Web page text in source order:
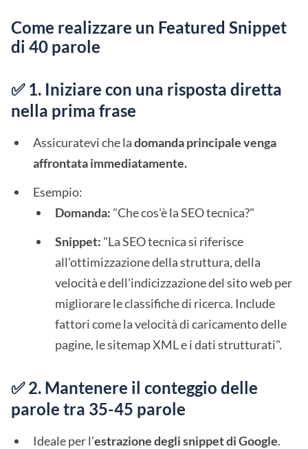
Come realizzare un Featured Snippet
di 40 parole
✅ 1. Iniziare con una risposta diretta
nella prima frase
Assicuratevi che ladomanda principale venga
affrontata immediatamente.
Esempio:
Domanda: "Che cos'è la SEO tecnica?"
Snippet: "La SEO tecnica si riferisce
all'ottimizzazione della struttura, della
velocità e dell'indicizzazione del sito web per
migliorare le classifiche di ricerca. Include
fattori come la velocità di caricamento delle
pagine, le sitemap XML e i dati strutturati".
✅ 2. Mantenere il conteggio delle
parole tra 35-45 parole
Ideale per l'estrazione degli snippet di Google.